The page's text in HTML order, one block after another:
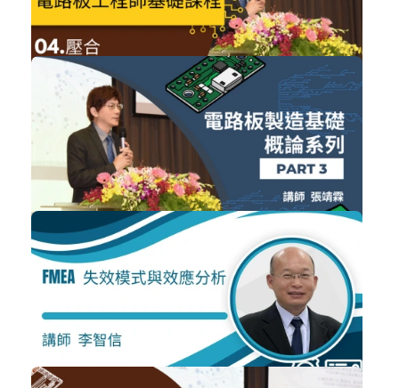
NT$1,200
電路板工程師基礎課程04
技術類 加入購物車
購買後有效期限：2026-11-06
NT$1,200
電路板製造基礎概論03
加入購物車